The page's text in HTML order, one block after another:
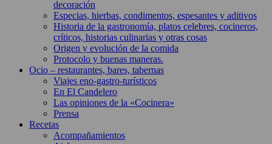
decoración
Especias, hierbas, condimentos, espesantes y aditivos
Historia de la gastronomía, platos celebres, cocineros,
críticos, historias culinarias y otras cosas
Origen y evolución de la comida
Protocolo y buenas maneras.
Ocio – restaurantes, bares, tabernas
Viajes eno-gastro-turísticos
En El Candelero
Las opiniones de la «Cocinera»
Prensa
Recetas
Acompañamientos